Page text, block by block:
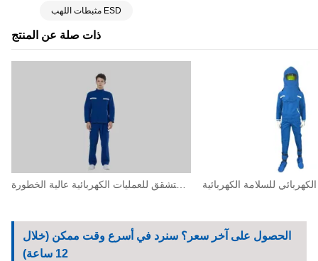
ذات صلة عن المنتج
ملابس عمل عالية الحماية ضد القوس الكهربائي المتشقق للعمليات الكهربائية عالية الخطورة
مثبطات اللهب ESD
الحصول على آخر سعر؟ سنرد في أسرع وقت ممكن (خلال
12 ساعة)